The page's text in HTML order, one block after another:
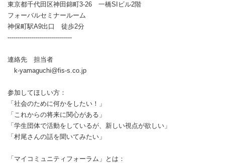
東京都千代田区神田錦町3-26 一橋SIビル2階
フォーバルセミナールーム
神保町駅A9出口 徒歩2分
--------------------------------
連絡先 担当者
k-yamaguchi@fis-s.co.jp
参加してほしい方：
「社会のために何かをしたい！」
「これからの将来に関心がある」
「学生団体で活動をしているが、新しい視点が欲しい」
「村尾さんの話を聞いてみたい」
「マイコミュニティフォーラム」とは：